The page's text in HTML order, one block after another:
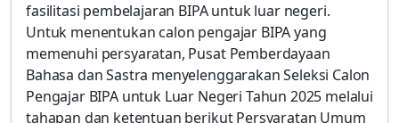
fasilitasi pembelajaran BIPA untuk luar negeri.
Untuk menentukan calon pengajar BIPA yang
memenuhi persyaratan, Pusat Pemberdayaan
Bahasa dan Sastra menyelenggarakan Seleksi Calon
Pengajar BIPA untuk Luar Negeri Tahun 2025 melalui
tahapan dan ketentuan berikut Persyaratan Umum